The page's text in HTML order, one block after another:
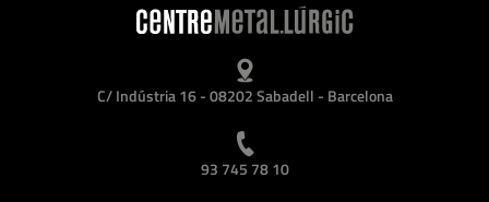
C/ Indústria 16 - 08202 Sabadell - Barcelona
93 745 78 10